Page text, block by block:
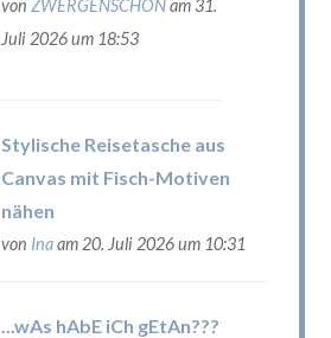
von ZWERGENSCHÖNam 31.
Juli 2026 um 18:53
Stylische Reisetasche aus
Canvas mit Fisch-Motiven
nähen
von Inaam 20. Juli 2026 um 10:31
...wAs hAbE iCh gEtAn???